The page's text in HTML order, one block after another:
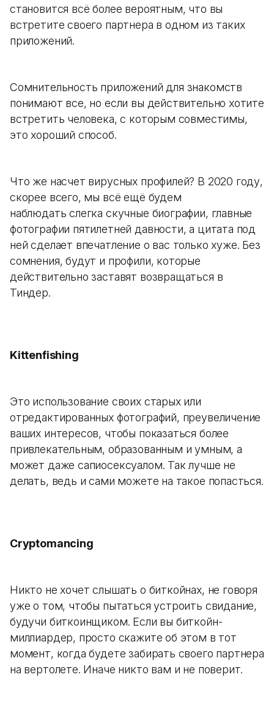
становится всё более вероятным, что вы
встретите своего партнера в одном из таких
приложений.
Сомнительность приложений для знакомств
понимают все, но если вы действительно хотите
встретить человека, с которым совместимы,
это хороший способ.
Что же насчет вирусных профилей? В 2020 году,
скорее всего, мы всё ещё будем
наблюдать слегка скучные биографии, главные
фотографии пятилетней давности, а цитата под
ней сделает впечатление о вас только хуже. Без
сомнения, будут и профили, которые
действительно заставят возвращаться в
Тиндер.
Kittenfishing
Это использование своих старых или
отредактированных фотографий, преувеличение
ваших интересов, чтобы показаться более
привлекательным, образованным и умным, а
может даже сапиосексуалом. Так лучше не
делать, ведь и сами можете на такое попасться.
Cryptomancing
Никто не хочет слышать о биткойнах, не говоря
уже о том, чтобы пытаться устроить свидание,
будучи биткоинщиком. Если вы биткойн-
миллиардер, просто скажите об этом в тот
момент, когда будете забирать своего партнера
на вертолете. Иначе никто вам и не поверит.